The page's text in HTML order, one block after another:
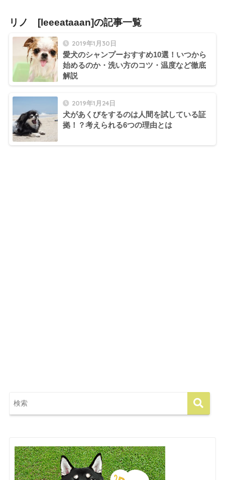
リノ [leeeataaan]の記事一覧
2019年1月30日
愛犬のシャンプーおすすめ10選！いつから
始めるのか・洗い方のコツ・温度など徹底
解説
2019年1月24日
犬があくびをするのは人間を試している証
拠！？考えられる6つの理由とは